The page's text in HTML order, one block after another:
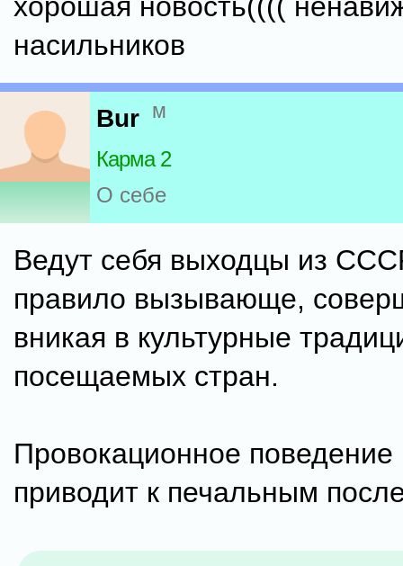
насильников
Bur м
Карма 2
О себе
Ведут себя выходцы из
правило вызывающе,
вникая в культурные
посещаемых стран.
Провокационное поведение
приводит к печальным